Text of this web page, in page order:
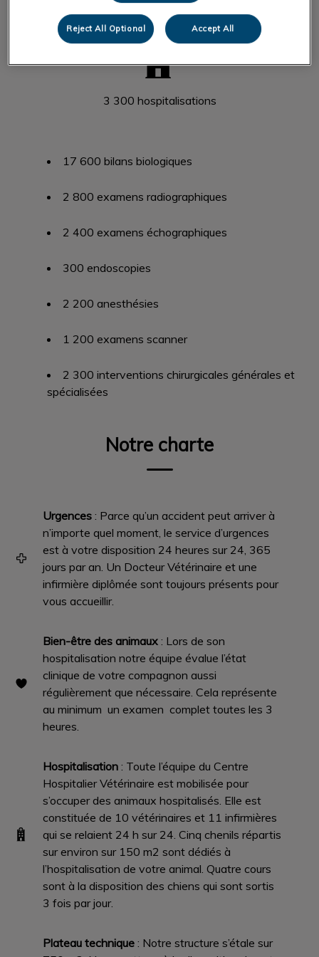
3 300 hospitalisations
17 600 bilans biologiques
2 800 examens radiographiques
2 400 examens échographiques
300 endoscopies
2 200 anesthésies
1 200 examens scanner
2 300 interventions chirurgicales générales et
spécialisées
Notre charte
Urgences : Parce qu’un accident peut arriver à
n’importe quel moment, le service d’urgences
est à votre disposition 24 heures sur 24, 365
jours par an. Un Docteur Vétérinaire et une
infirmière diplômée sont toujours présents pour
vous accueillir.
Bien-être des animaux : Lors de son
hospitalisation notre équipe évalue l’état
clinique de votre compagnon aussi
régulièrement que nécessaire. Cela représente
au minimum un examen complet toutes les 3
heures.
Hospitalisation : Toute l’équipe du Centre
Hospitalier Vétérinaire est mobilisée pour
s’occuper des animaux hospitalisés. Elle est
constituée de 10 vétérinaires et 11 in­firmières
qui se relaient 24 h sur 24. Cinq chenils répartis
sur environ sur 150 m2 sont dédiés à
l’hospitalisation de votre animal. Quatre cours
sont à la disposition des chiens qui sont sortis
3 fois par jour.
Plateau technique : Notre structure s’étale sur
Reject All Optional Accept All